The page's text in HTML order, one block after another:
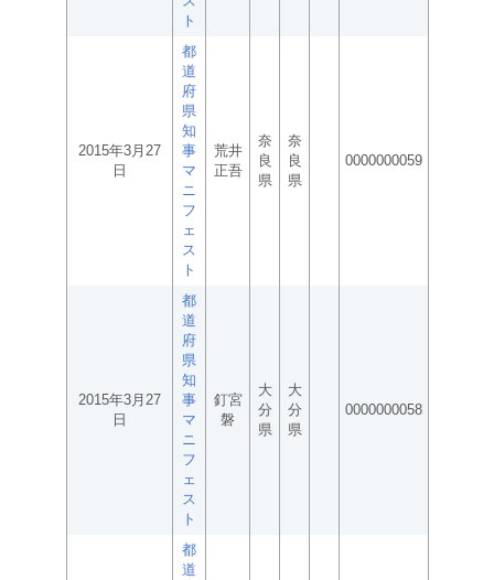
ト
2015年3月27
日
都
道
府
県
知
事
マ
ニ
フ
ェ
ス
ト
荒井
正吾
奈
良
県
奈
良
県
0000000059
2015年3月27
日
都
道
府
県
知
事
マ
ニ
フ
ェ
ス
ト
釘宮
磐
大
分
県
大
分
県
0000000058
都
道